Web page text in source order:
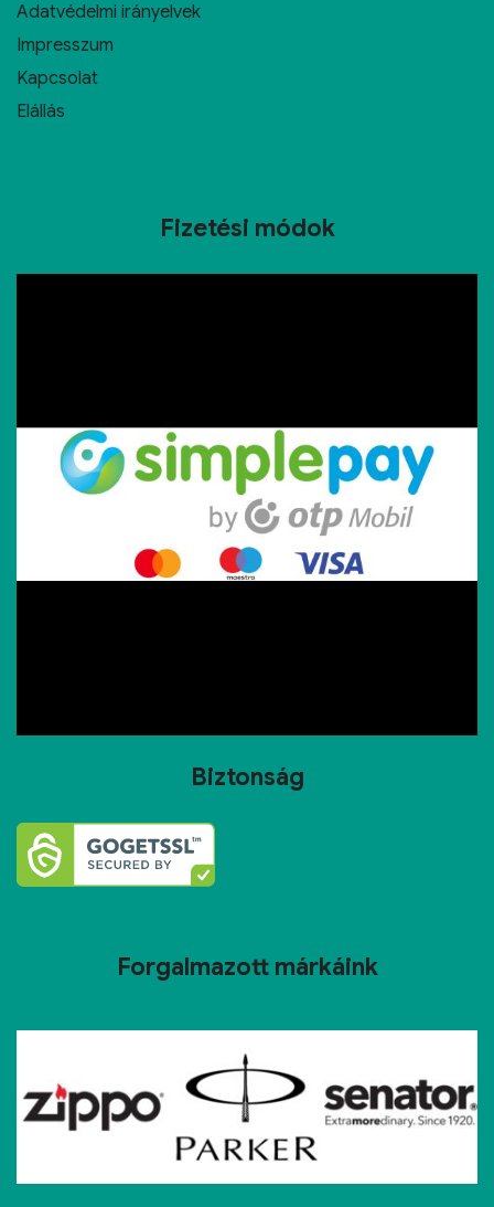
Adatvédelmi irányelvek
Impresszum
Kapcsolat
Elállás
Fizetési módok
Biztonság
Forgalmazott márkáink